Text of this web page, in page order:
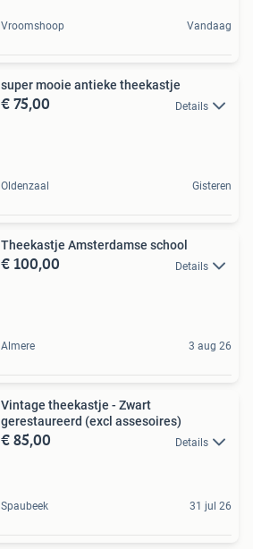
Vroomshoop Vandaag
super mooie antieke theekastje
€ 75,00 Details
Oldenzaal Gisteren
Theekastje Amsterdamse school
€ 100,00 Details
Almere 3 aug 26
Vintage theekastje - Zwart
gerestaureerd (excl assesoires)
€ 85,00 Details
Spaubeek 31 jul 26